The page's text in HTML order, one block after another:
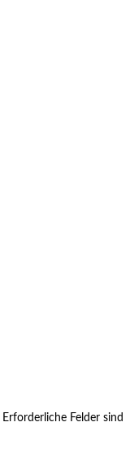
Erforderliche Felder sind